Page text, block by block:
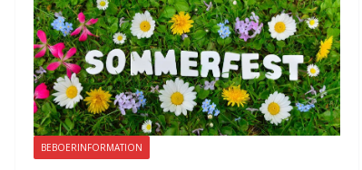
BEBOERINFORMATION